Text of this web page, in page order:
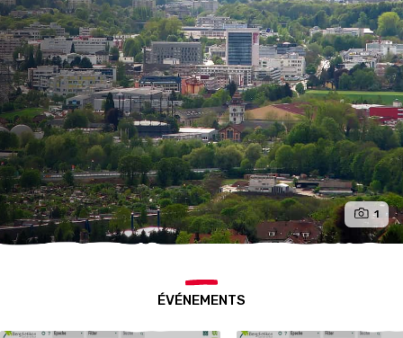
1
ÉVÉNEMENTS